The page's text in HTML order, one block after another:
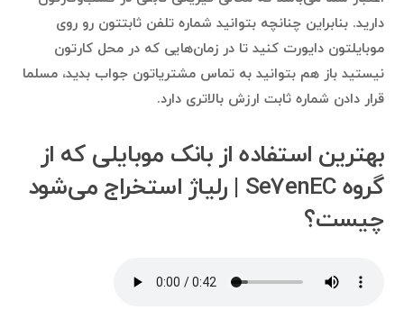
دارید. بنابراین چنانچه بتوانید شماره تلفن ثابتتون رو روی
موبایلتون دایورت کنید تا در زمان‌هایی که در محل کارتون
نیستید باز هم بتوانید به تماس مشتریاتون جواب بدید، مسلما
قرار دادن شماره ثابت ارزش بالاتری دارد.
بهترین استفاده‌ از بانک موبایلی که از
گروه Se7enEC | رلیاژ استخراج می‌شود
چیست؟